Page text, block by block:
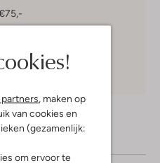
, maken op
van cookies en
(gezamenlijk:
om ervoor te